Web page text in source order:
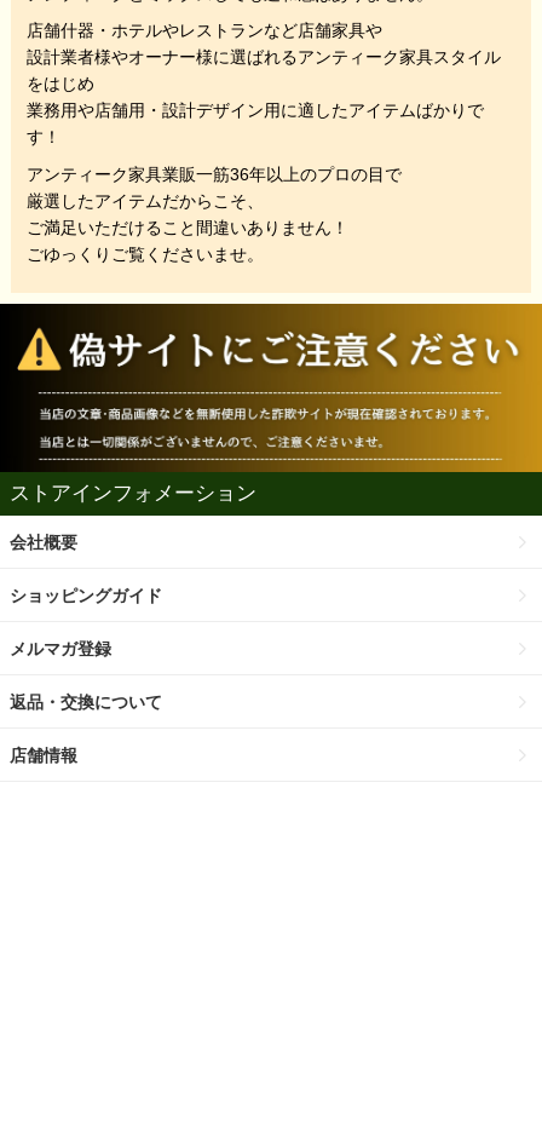
店舗什器・ホテルやレストランなど店舗家具や
設計業者様やオーナー様に選ばれるアンティーク家具スタイル
をはじめ
業務用や店舗用・設計デザイン用に適したアイテムばかりで
す！
アンティーク家具業販一筋36年以上のプロの目で
厳選したアイテムだからこそ、
ご満足いただけること間違いありません！
ごゆっくりご覧くださいませ。
ストアインフォメーション
会社概要
ショッピングガイド
メルマガ登録
返品・交換について
店舗情報